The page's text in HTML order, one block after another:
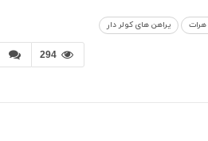
هرات یراهن های کولر دار
294